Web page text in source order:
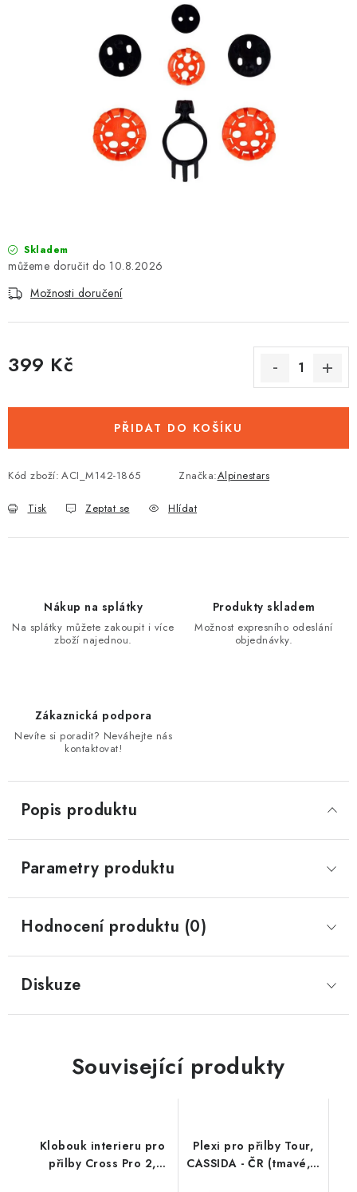
NÁHRADNÍ DÍLY
Podmínky ochrany osobních údajů
Skladem
10.8.2026
Možnosti doručení
399 Kč
PŘIDAT DO KOŠÍKU
Kód zboží: ACI_M142-1865 Značka:Alpinestars
Tisk Zeptat se Hlídat
Nákup na splátky
Na splátky můžete zakoupit i více
zboží najednou.
Produkty skladem
Možnost expresního odeslání
objednávky.
Zákaznická podpora
Nevíte si poradit? Neváhejte nás
kontaktovat!
Popis produktu
Parametry produktu
Hodnocení produktu (0)
Diskuze
Související produkty
Klobouk interieru pro
přilby Cross Pro 2,
Plexi pro přilby Tour,
CASSIDA - ČR (tmavé, s